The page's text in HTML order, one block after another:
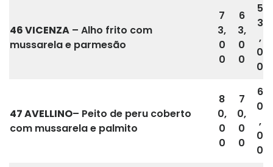
46 VICENZA – Alho frito com
mussarela e parmesão
7
3,
0
0
6
3,
0
0
5
3
,
0
0
47AVELLINO– Peito de peru coberto
com mussarela e palmito
8
0,
0
0
7
0,
0
0
6
0
,
0
0